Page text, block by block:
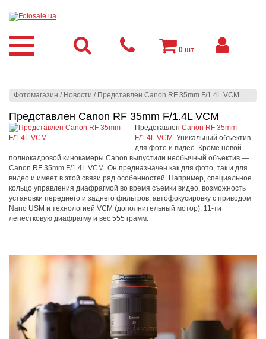
Фотомагазин / Новости / Представлен Canon RF 35mm F/1.4L VCM
Представлен Canon RF 35mm F/1.4L VCM
Представлен Canon RF 35mm
F/1.4L VCM . Уникальный объектив
для фото и видео. Кроме новой
полнокадровой кинокамеры Canon выпустили необычный объектив —
Canon RF 35mm F/1.4L VCM. Он предназначен как для фото, так и для
видео и имеет в этой связи ряд особенностей. Например, специальное
кольцо управления диафрагмой во время съемки видео, возможность
установки переднего и заднего фильтров, автофокусировку с приводом
Nano USM и технологией VCM (дополнительный мотор), 11-ти
лепестковую диафрагму и вес 555 грамм.
0 шт